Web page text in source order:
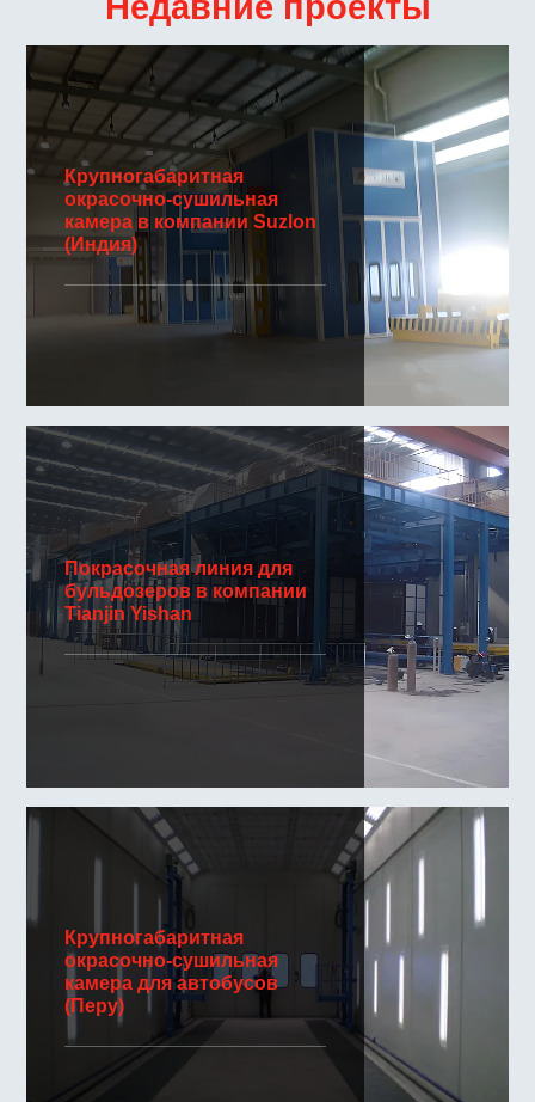
Крупногабаритная
окрасочно-сушильная
камера в компании Suzlon
(Индия)
Покрасочная линия для
бульдозеров в компании
Tianjin Yishan
Крупногабаритная
окрасочно-сушильная
камера для автобусов
(Перу)